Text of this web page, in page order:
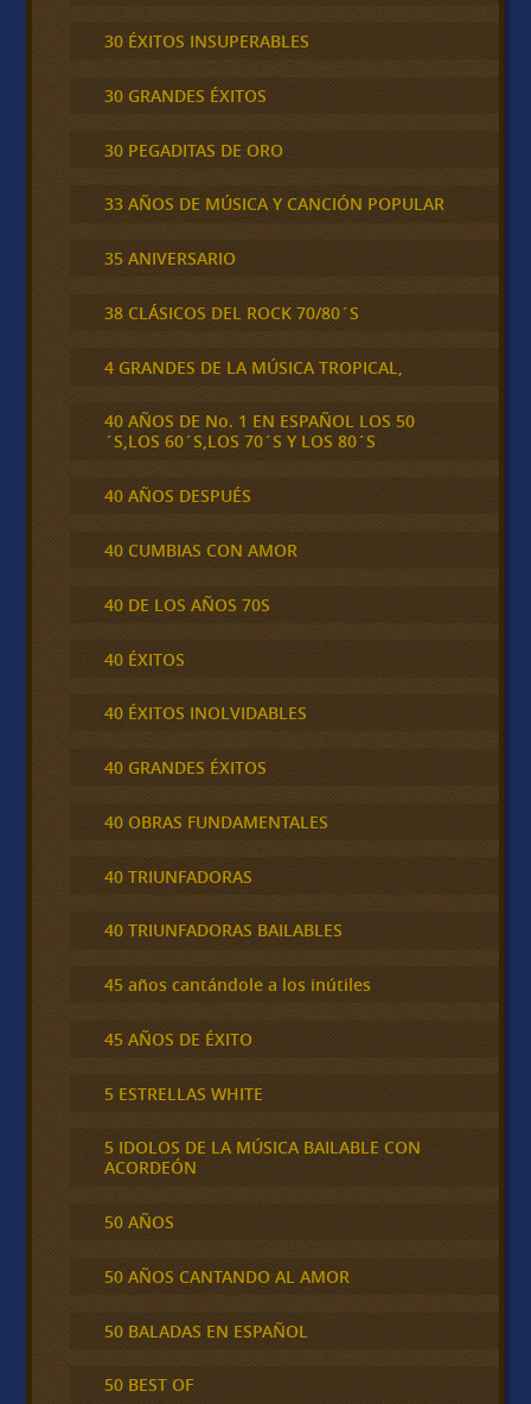
30 ÉXITOS INSUPERABLES
30 GRANDES ÉXITOS
30 PEGADITAS DE ORO
33 AÑOS DE MÚSICA Y CANCIÓN POPULAR
35 ANIVERSARIO
38 CLÁSICOS DEL ROCK 70/80´S
4 GRANDES DE LA MÚSICA TROPICAL,
40 AÑOS DE No. 1 EN ESPAÑOL LOS 50
´S,LOS 60´S,LOS 70´S Y LOS 80´S
40 AÑOS DESPUÉS
40 CUMBIAS CON AMOR
40 DE LOS AÑOS 70S
40 ÉXITOS
40 ÉXITOS INOLVIDABLES
40 GRANDES ÉXITOS
40 OBRAS FUNDAMENTALES
40 TRIUNFADORAS
40 TRIUNFADORAS BAILABLES
45 años cantándole a los inútiles
45 AÑOS DE ÉXITO
5 ESTRELLAS WHITE
5 IDOLOS DE LA MÚSICA BAILABLE CON
ACORDEÓN
50 AÑOS
50 AÑOS CANTANDO AL AMOR
50 BALADAS EN ESPAÑOL
50 BEST OF